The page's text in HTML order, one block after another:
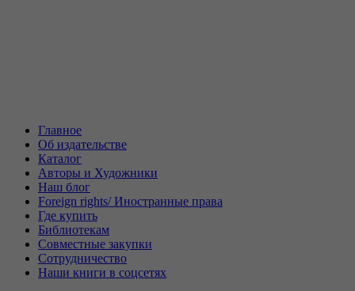
Главное
Об издательстве
Каталог
Авторы и Художники
Наш блог
Foreign rights/ Иностранные права
Где купить
Библиотекам
Совместные закупки
Сотрудничество
Наши книги в соцсетях